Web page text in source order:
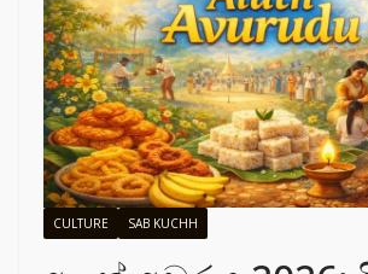
CULTURE SAB KUCHH